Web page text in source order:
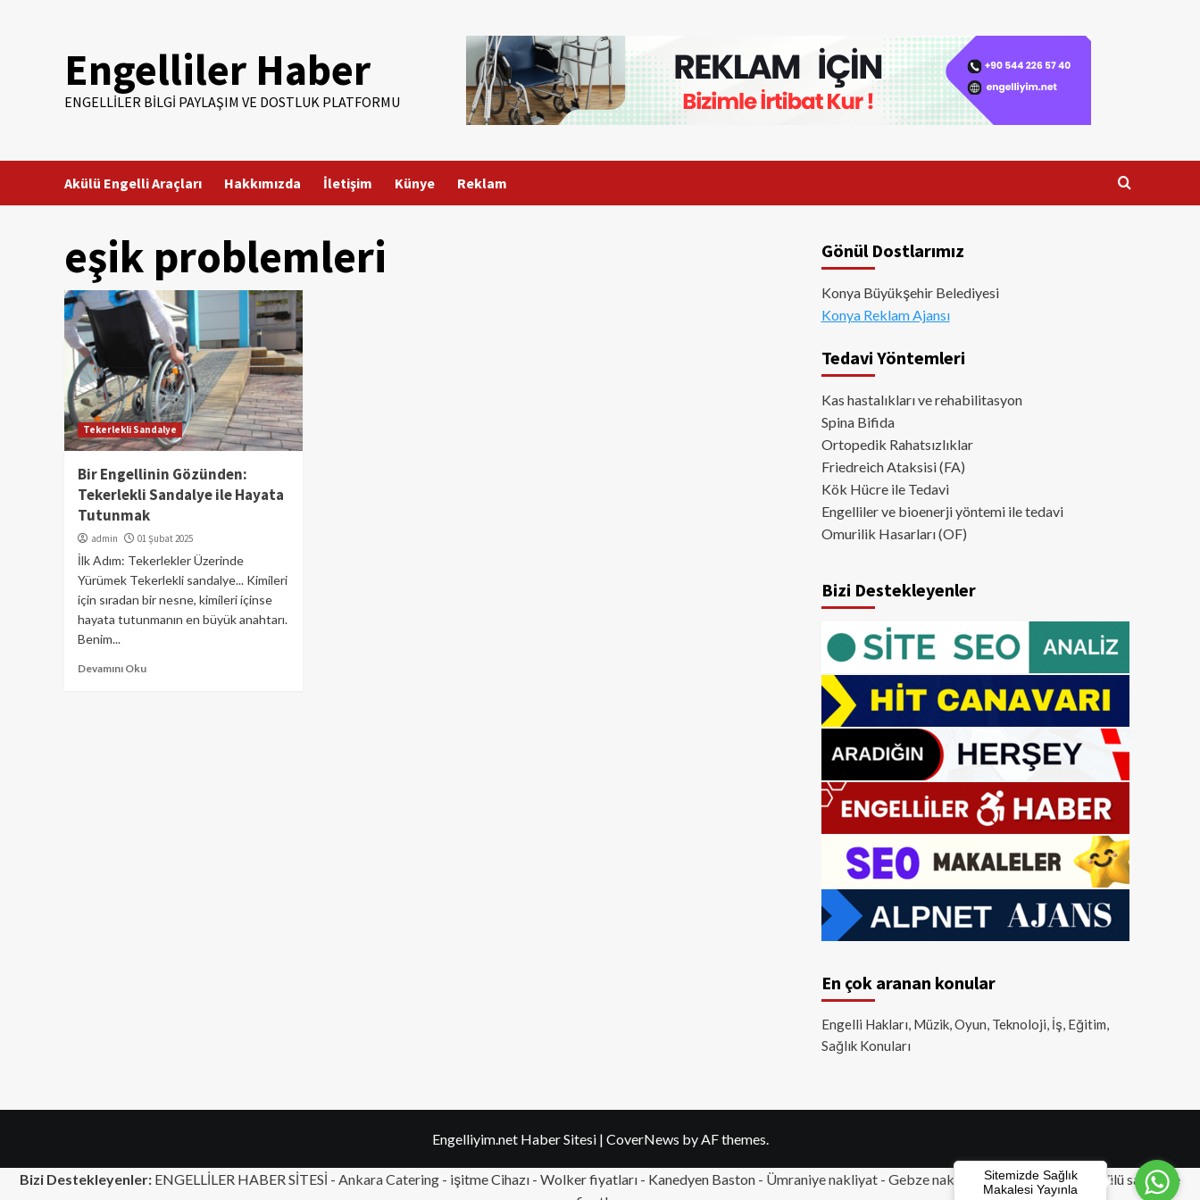
Engelliler Haber
ENGELLILER BILGI PAYLAŞIM VE DOSTLUK PLATFORMU
Akülü Engelli Araçları Hakkımızda İletişim Künye Reklam
eşik problemleri
Tekerlekli Sandalye
Bir Engellinin Gözünden:
Tekerlekli Sandalye ile Hayata
Tutunmak
admin 01 Şubat 2025
İlk Adım: Tekerlekler Üzerinde
Yürümek Tekerlekli sandalye... Kimileri
için sıradan bir nesne, kimileri içinse
hayata tutunmanın en büyük anahtarı.
Benim...
Devamını Oku
Gönül Dostlarımız
Konya Büyükşehir Belediyesi
Konya Reklam Ajansı
Tedavi Yöntemleri
Kas hastalıkları ve rehabilitasyon
Spina Bifida
Ortopedik Rahatsızlıklar
Friedreich Ataksisi (FA)
Kök Hücre ile Tedavi
Engelliler ve bioenerji yöntemi ile tedavi
Omurilik Hasarları (OF)
Bizi Destekleyenler
En çok aranan konular
Engelli Hakları, Müzik, Oyun, Teknoloji, İş, Eğitim,
Sağlık Konuları
Engelliyim.net Haber Sitesi | CoverNews by AF themes.
Bizi Destekleyenler: ENGELLİLER HABER SİTESİ - Ankara Catering - işitme Cihazı - Wolker fiyatları - Kanedyen Baston - Ümraniye nakliyat - Gebze nakliyat -Tuzla nakliyat - Akülü sandalye
Sitemizde Sağlık
Makalesi Yayınla